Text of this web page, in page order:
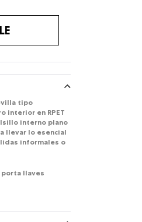
tipo
interior en RPET
interno plano
llevar lo esencial
informales o
llaves